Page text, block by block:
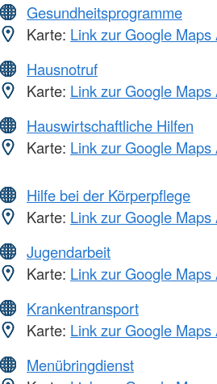
Gesundheitsprogramme
Karte: Link zur Google Maps
Hausnotruf
Karte: Link zur Google Maps
Hauswirtschaftliche Hilfen
Karte: Link zur Google Maps
Hilfe bei der Körperpflege
Karte: Link zur Google Maps
Jugendarbeit
Karte: Link zur Google Maps
Krankentransport
Karte: Link zur Google Maps
Menübringdienst